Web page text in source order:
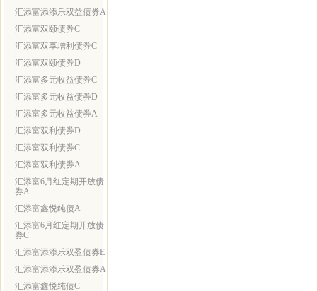
汇添富添添乐双益债券A
汇添富双颐债券C
汇添富双享增利债券C
汇添富双颐债券D
汇添富多元收益债券C
汇添富多元收益债券D
汇添富多元收益债券A
汇添富双利债券D
汇添富双利债券C
汇添富双利债券A
汇添富6月红定期开放债
券A
汇添富鑫悦纯债A
汇添富6月红定期开放债
券C
汇添富添添乐双盈债券E
汇添富添添乐双盈债券A
汇添富鑫悦纯债C